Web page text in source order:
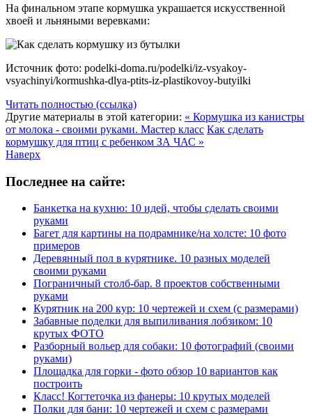
На финальном этапе кормушка украшается искусственной
хвоей и льняными веревками:
Источник фото: podelki-doma.ru/podelki/iz-vsyakoy-
vsyachinyi/kormushka-dlya-ptits-iz-plastikovoy-butyilki
Читать полностью (ссылка)
Другие материалы в этой категории: « Кормушка из канистры
от молока - своими руками. Мастер класс Как сделать
кормушку для птиц с ребенком ЗА ЧАС »
Наверх
Последнее на сайте:
Банкетка на кухню: 10 идей, чтобы сделать своими
руками
Багет для картины на подрамнике/на холсте: 10 фото
примеров
Деревянный пол в курятнике. 10 разных моделей
своими руками
Пограничный столб-бар. 8 проектов собственными
руками
Курятник на 200 кур: 10 чертежей и схем (с размерами)
Забавные поделки для выпиливания лобзиком: 10
крутых ФОТО
Разборный вольер для собаки: 10 фотографий (своими
руками)
Площадка для горки - фото обзор 10 вариантов как
построить
Класс! Когтеточка из фанеры: 10 крутых моделей
Полки для бани: 10 чертежей и схем с размерами